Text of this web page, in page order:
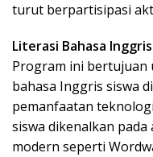
turut berpartisipasi
Literasi Bahasa Inggris
Program ini
bahasa Inggris siswa
pemanfaatan
siswa dikenalkan
modern seperti